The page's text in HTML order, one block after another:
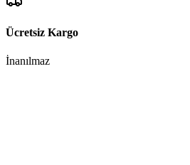
Ücretsiz Kargo
İnanılmaz